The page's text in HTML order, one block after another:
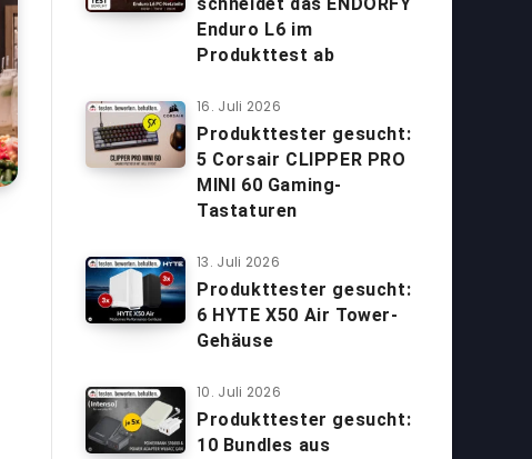
schneidet das ENDORFY
Enduro L6 im
Produkttest ab
16. Juli 2026
Produkttester gesucht:
5 Corsair CLIPPER PRO
MINI 60 Gaming-
Tastaturen
13. Juli 2026
Produkttester gesucht:
6 HYTE X50 Air Tower-
Gehäuse
10. Juli 2026
Produkttester gesucht:
10 Bundles aus